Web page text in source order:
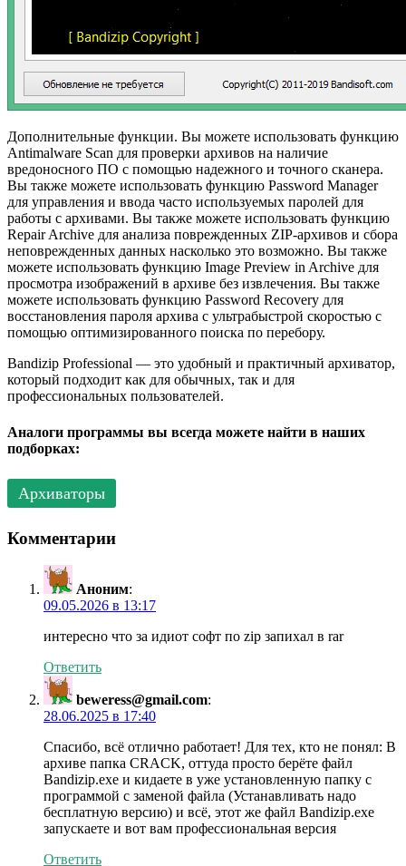
Дополнительные функции. Вы можете использовать функцию
Antimalware Scan для проверки архивов на наличие
вредоносного ПО с помощью надежного и точного сканера.
Вы также можете использовать функцию Password Manager
для управления и ввода часто используемых паролей для
работы с архивами. Вы также можете использовать функцию
Repair Archive для анализа поврежденных ZIP-архивов и сбора
неповрежденных данных насколько это возможно. Вы также
можете использовать функцию Image Preview in Archive для
просмотра изображений в архиве без извлечения. Вы также
можете использовать функцию Password Recovery для
восстановления пароля архива с ультрабыстрой скоростью с
помощью оптимизированного поиска по перебору.
Bandizip Professional — это удобный и практичный архиватор,
который подходит как для обычных, так и для
профессиональных пользователей.
Аналоги программы вы всегда можете найти в наших
подборках:
Архиваторы
Комментарии
Аноним:
09.05.2026 в 13:17
интересно что за идиот софт по zip запихал в rar
Ответить
beweress@gmail.com:
28.06.2025 в 17:40
Спасибо, всё отлично работает! Для тех, кто не понял: В
архиве папка CRACK, оттуда просто берёте файл
Bandizip.exe и кидаете в уже установленную папку с
программой с заменой файла (Устанавливать надо
бесплатную версию) и всё, этот же файл Bandizip.exe
запускаете и вот вам профессиональная версия
Ответить